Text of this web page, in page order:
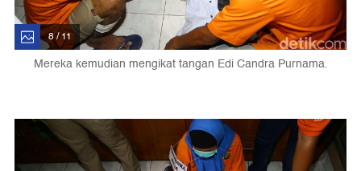
8 / 11
Mereka kemudian mengikat tangan Edi Candra Purnama.